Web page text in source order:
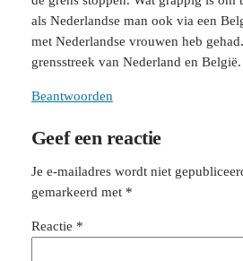
als Nederlandse man ook via een
met Nederlandse vrouwen heb
grensstreek van Nederland en België.
Beantwoorden
Geef een reactie
Je e-mailadres wordt niet
gemarkeerd met *
Reactie *